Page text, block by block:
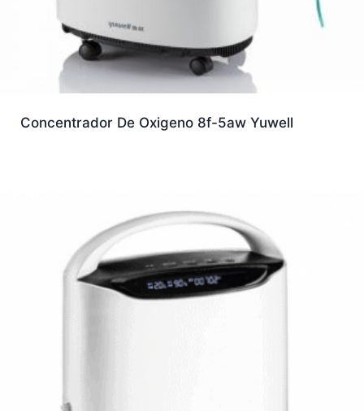
Concentrador De Oxigeno 8f-5aw Yuwell